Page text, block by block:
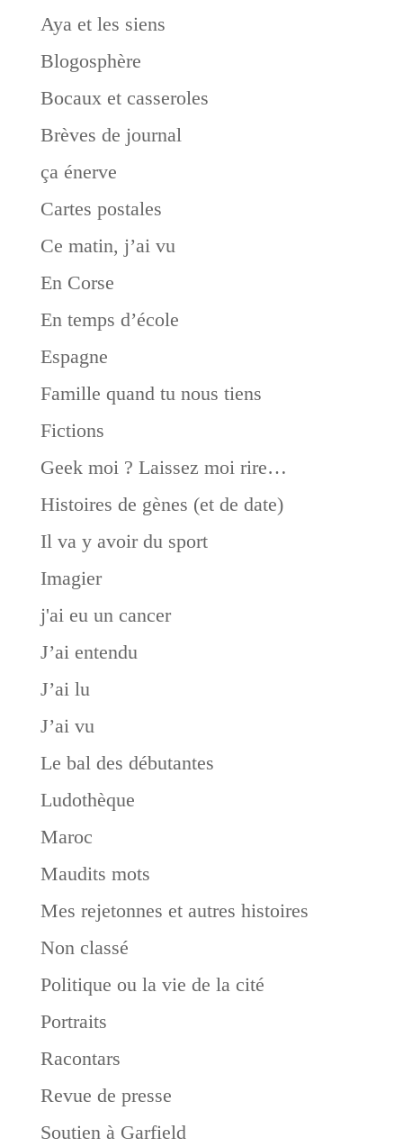
Aya et les siens
Blogosphère
Bocaux et casseroles
Brèves de journal
ça énerve
Cartes postales
Ce matin, j’ai vu
En Corse
En temps d’école
Espagne
Famille quand tu nous tiens
Fictions
Geek moi ? Laissez moi rire…
Histoires de gènes (et de date)
Il va y avoir du sport
Imagier
j'ai eu un cancer
J’ai entendu
J’ai lu
J’ai vu
Le bal des débutantes
Ludothèque
Maroc
Maudits mots
Mes rejetonnes et autres histoires
Non classé
Politique ou la vie de la cité
Portraits
Racontars
Revue de presse
Soutien à Garfield